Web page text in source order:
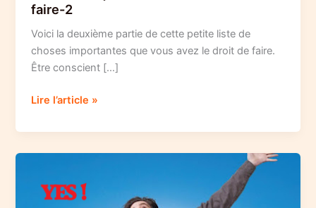
faire-2
Voici la deuxième partie de cette petite liste de
choses importantes que vous avez le droit de faire.
Être conscient […]
15
que
vous
droit
Lire l’article »